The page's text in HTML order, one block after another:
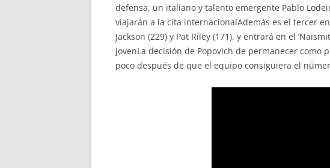
defensa, un italiano y talento emergente Pablo
viajarán a la cita internacionalAdemás es el tercer
Jackson (229) y Pat Riley (171), y entrará en el
jovenLa decisión de Popovich de permanecer
poco después de que el equipo consiguiera el